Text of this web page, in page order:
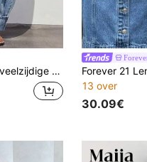
dames met zakken en knopen
13 over
30.09€